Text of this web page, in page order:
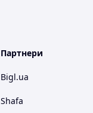
Партнери
Bigl.ua
Shafa